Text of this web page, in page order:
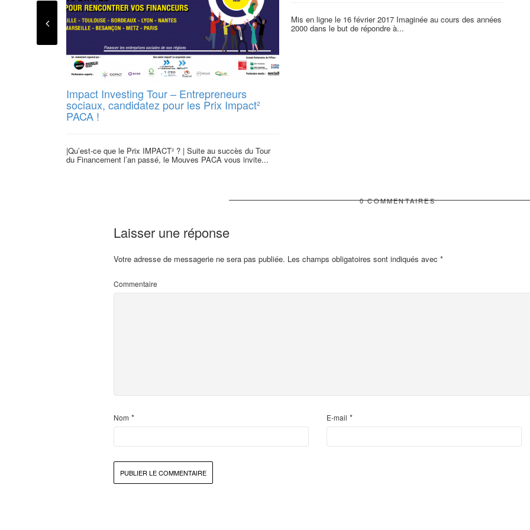
Impact Investing Tour – Entrepreneurs
sociaux, candidatez pour les Prix Impact²
PACA !
|Qu’est-ce que le Prix IMPACT² ? | Suite au succès du Tour
du Financement l’an passé, le Mouves PACA vous invite...
Mis en ligne le 16 février 2017 Imaginée au cours des années
2000 dans le but de répondre à...
0 COMMENTAIRES
Laisser une réponse
Votre adresse de messagerie ne sera pas publiée. Les champs obligatoires sont indiqués avec *
Commentaire
Nom * E-mail *